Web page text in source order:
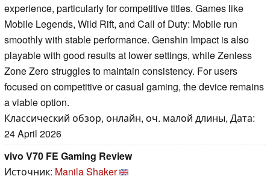
experience, particularly for competitive titles. Games like
Mobile Legends, Wild Rift, and Call of Duty: Mobile run
smoothly with stable performance. Genshin Impact is also
playable with good results at lower settings, while Zenless
Zone Zero struggles to maintain consistency. For users
focused on competitive or casual gaming, the device remains
a viable option.
Классический обзор, онлайн, оч. малой длины, Дата:
24 April 2026
vivo V70 FE Gaming Review
Источник: Manila Shaker